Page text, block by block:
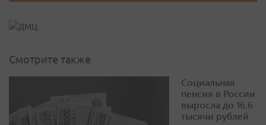
Смотрите также
Социальная
пенсия в России
выросла до 16,6
тысячи рублей